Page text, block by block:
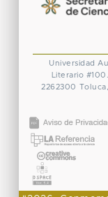
Universidad
Literario
2262300